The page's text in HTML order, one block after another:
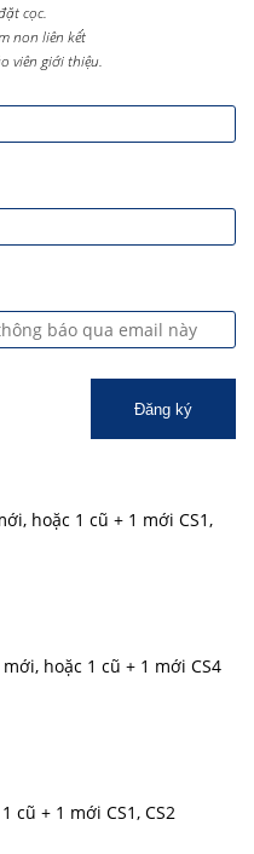
cọc.
non liên kết
viên giới thiệu.
Đăng ký
hoặc 1 cũ + 1 mới CS1,
hoặc 1 cũ + 1 mới CS4
cũ + 1 mới CS1, CS2